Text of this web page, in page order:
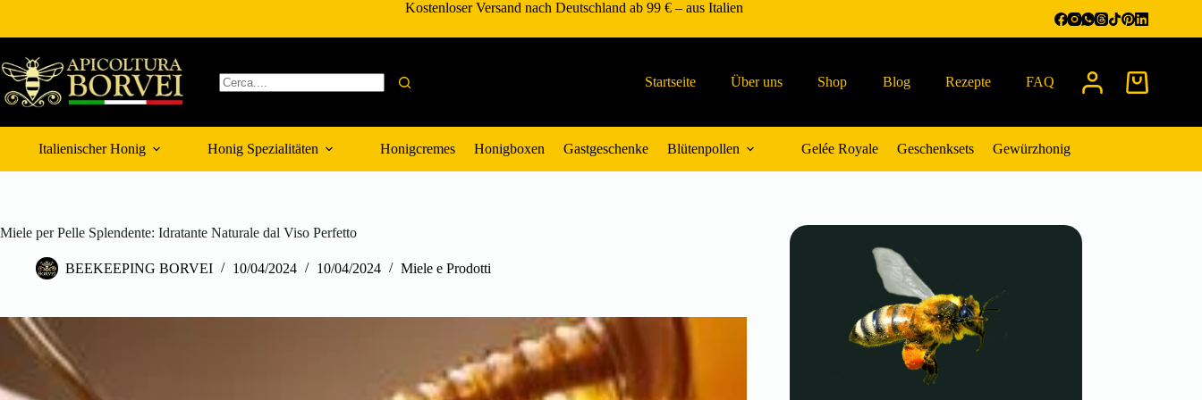
springen
Kostenloser Versand nach Deutschland ab 99 € – aus Italien
Ergebnisse
Startseite Über uns Shop Blog Rezepte FAQ Warenkorb
Italienischer Honig Honig Spezialitäten Honigcremes Honigboxen Gastgeschenke Blütenpollen Gelée Royale Geschenksets Gewürzhonig
Miele per Pelle Splendente: Idratante Naturale dal Viso Perfetto
BEEKEEPING BORVEI 10/04/2024 10/04/2024 Miele e Prodotti